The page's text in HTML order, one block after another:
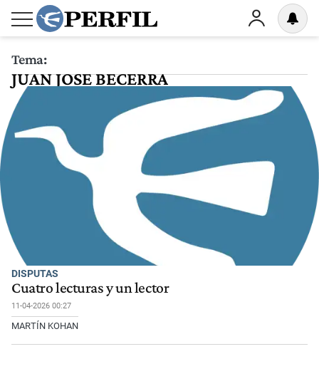
Tema:
JUAN JOSE BECERRA
DISPUTAS
Cuatro lecturas y un lector
11-04-2026 00:27
MARTÍN KOHAN